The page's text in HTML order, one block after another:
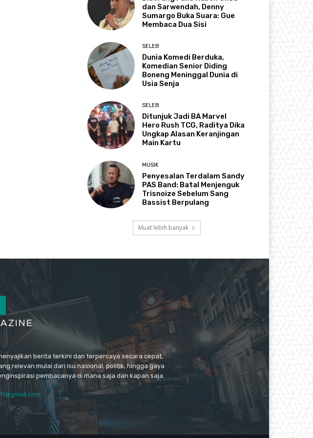
dan Sarwendah, Denny
Sumargo Buka Suara: Gue
Membaca Dua Sisi
SELEB
Dunia Komedi Berduka,
Komedian Senior Diding
Boneng Meninggal Dunia di
Usia Senja
SELEB
Ditunjuk Jadi BA Marvel
Hero Rush TCG, Raditya Dika
Ungkap Alasan Keranjingan
Main Kartu
MUSIK
Penyesalan Terdalam Sandy
PAS Band: Batal Menjenguk
Trisnoize Sebelum Sang
Bassist Berpulang ​
Muat lebih banyak
berita terkini dan terpercaya secara cepat,
relevan mulai dari isu nasional, politik, hingga gaya
pembacanya di mana saja dan kapan saja.